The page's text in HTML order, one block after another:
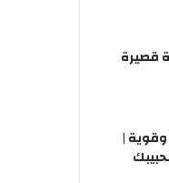
قصيرة
|